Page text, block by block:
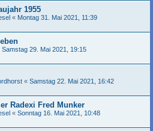
1955
« Montag 31. Mai 2021, 11:39
Samstag 29. Mai 2021, 19:15
« Samstag 22. Mai 2021, 16:42
Radexi Fred Munker
« Sonntag 16. Mai 2021, 10:48